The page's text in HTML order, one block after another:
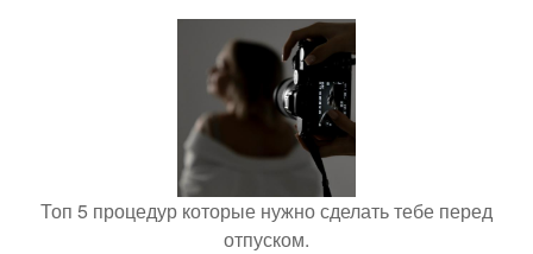
Топ 5 процедур которые нужно сделать тебе перед
отпуском.